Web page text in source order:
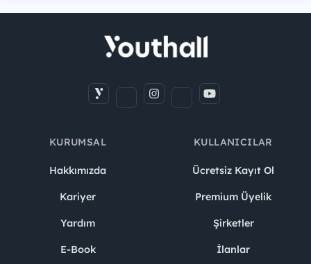
KURUMSAL
Hakkımızda
Kariyer
Yardım
E-Book
KULLANICILAR
Ücretsiz Kayıt Ol
Premium Üyelik
Şirketler
İlanlar